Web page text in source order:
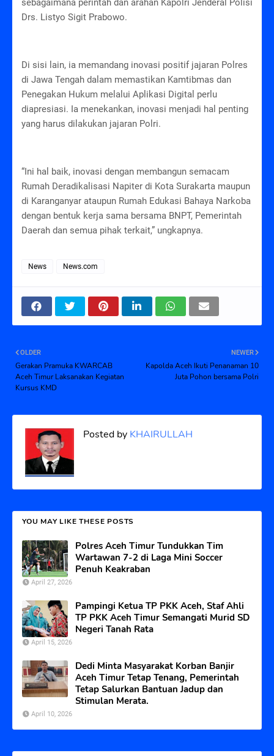
sebagaimana perintah dan arahan Kapolri Jenderal Polisi
Drs. Listyo Sigit Prabowo.
Di sisi lain, ia memandang inovasi positif jajaran Polres
di Jawa Tengah dalam memastikan Kamtibmas dan
Penegakan Hukum melalui Aplikasi Digital perlu
diapresiasi. Ia menekankan, inovasi menjadi hal penting
yang harus dilakukan jajaran Polri.
“Ini hal baik, inovasi dengan membangun semacam
Rumah Deradikalisasi Napiter di Kota Surakarta maupun
di Karanganyar ataupun Rumah Edukasi Bahaya Narkoba
dengan bentuk kerja sama bersama BNPT, Pemerintah
Daerah dan semua pihak terkait,” ungkapnya.
News News.com
NEWER
Kapolda Aceh Ikuti Penanaman 10
Juta Pohon bersama Polri
OLDER
Gerakan Pramuka KWARCAB
Aceh Timur Laksanakan Kegiatan
Kursus KMD
Posted by KHAIRULLAH
YOU MAY LIKE THESE POSTS
Polres Aceh Timur Tundukkan Tim
Wartawan 7-2 di Laga Mini Soccer
Penuh Keakraban
April 27, 2026
Pampingi Ketua TP PKK Aceh, Staf Ahli
TP PKK Aceh Timur Semangati Murid SD
Negeri Tanah Rata
April 15, 2026
Dedi Minta Masyarakat Korban Banjir
Aceh Timur Tetap Tenang, Pemerintah
Tetap Salurkan Bantuan Jadup dan
Stimulan Merata.
April 10, 2026